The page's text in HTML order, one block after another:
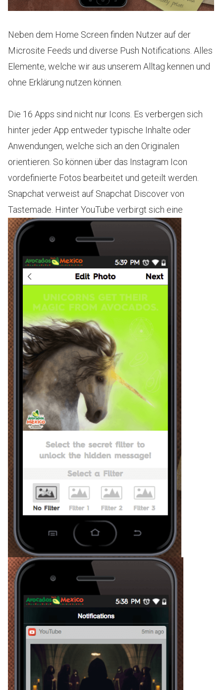
Neben dem Home Screen finden Nutzer auf der
Microsite Feeds und diverse Push Notifications. Alles
Elemente, welche wir aus unserem Alltag kennen und
ohne Erklärung nutzen können.
Die 16 Apps sind nicht nur Icons. Es verbergen sich
hinter jeder App entweder typische Inhalte oder
Anwendungen, welche sich an den Originalen
orientieren. So können über das Instagram Icon
vordefinierte Fotos bearbeitet und geteilt werden.
Snapchat verweist auf Snapchat Discover von
Tastemade. Hinter YouTube verbirgt sich eine